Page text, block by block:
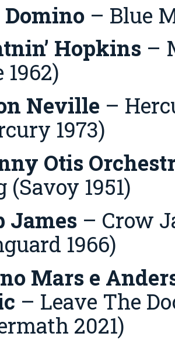
Domino– Blue
Hopkins –
1962)
Neville –
1973)
Otis
(Savoy 1951)
James– Crow
1966)
Mars e
– Leave The
2021)